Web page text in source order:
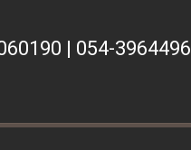
| 054-3964496